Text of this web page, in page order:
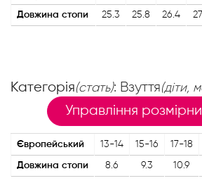
Довжина стопи 25.3 25.8 26.4 27
Категорія(стать): Взуття(діти,
Управління
Європейський 13-14 15-16 17-18
Довжина стопи 8.6 9.3 10.9